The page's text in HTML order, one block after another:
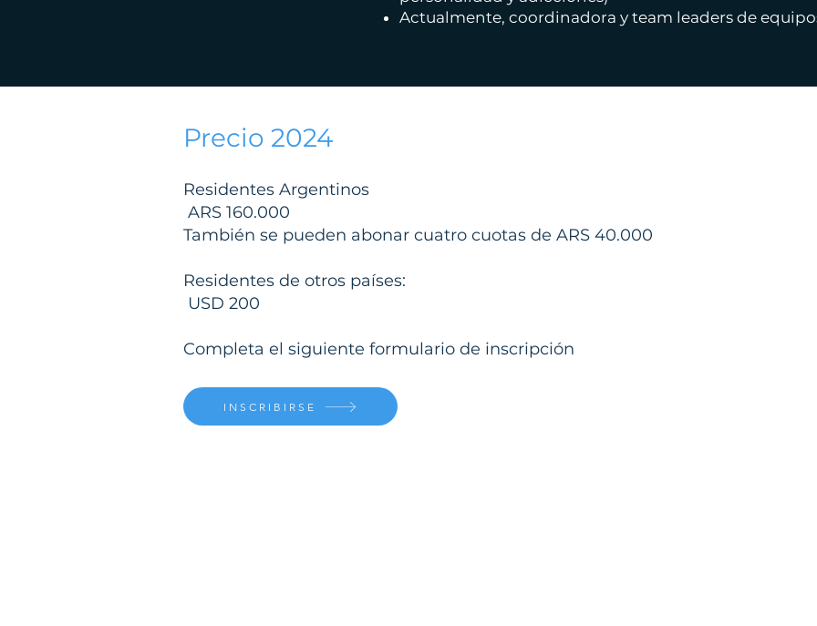
Actualmente, coordinadora y team leaders de
Precio 2024
Residentes Argentinos
ARS 160.000​
También se pueden abonar cuatro cuotas de ARS 40.000​
Residentes de otros países:
USD 200
Completa el siguiente formulario de inscripción
INSCRIBIRSE